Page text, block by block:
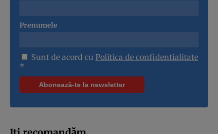
Prenumele
Sunt de acord cu Politica de confidentialitate
*